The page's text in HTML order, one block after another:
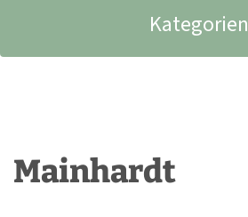
Kategorien
Mainhardt